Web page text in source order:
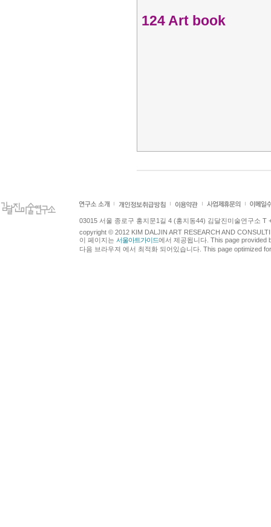
124 Art book
03015 서울 종로구 홍지문1길 4 (홍지동44) 김달진미술연구소 T
copyright © 2012 KIM DALJIN ART RESEARCH AND
이 페이지는 서울아트가이드에서 제공됩니다. This page provided
다음 브라우져 에서 최적화 되어있습니다. This page optimized